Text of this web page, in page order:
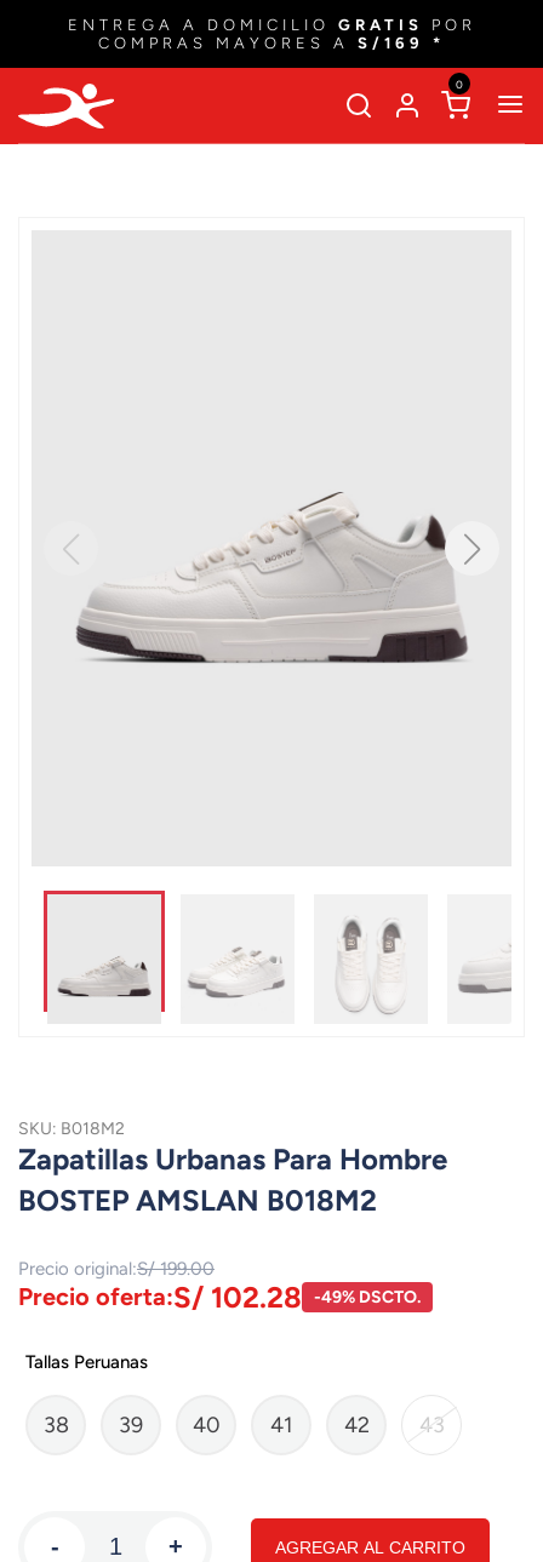
ENTREGA A DOMICILIO GRATIS
POR
COMPRAS MAYORES A S/169 *
0
SKU: B018M2
Zapatillas Urbanas Para Hombre
BOSTEP AMSLAN B018M2
Precio original:S/ 199.00
Precio oferta:S/ 102.28 -49% DSCTO.
Tallas Peruanas
38 39 40 41 42 43
- + AGREGAR AL CARRITO